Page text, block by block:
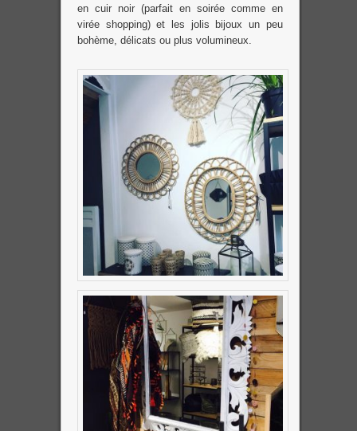
en cuir noir (parfait en soirée comme en
virée shopping) et les jolis bijoux un peu
bohème, délicats ou plus volumineux.